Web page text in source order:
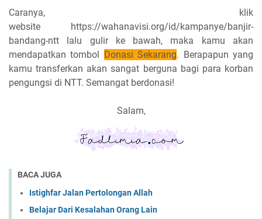
Caranya, klik
website https://wahanavisi.org/id/kampanye/banjir-
bandang-ntt lalu gulir ke bawah, maka kamu akan
mendapatkan tombol Donasi Sekarang. Berapapun yang
kamu transferkan akan sangat berguna bagi para korban
pengungsi di NTT. Semangat berdonasi!
Salam,
BACA JUGA
Istighfar Jalan Pertolongan Allah
Belajar Dari Kesalahan Orang Lain